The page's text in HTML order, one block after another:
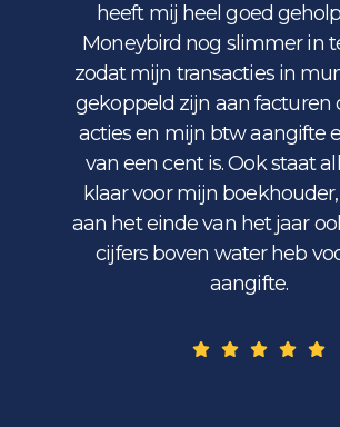
heeft mij heel goed
Moneybird nog slimmer in
zodat mijn transacties in
gekoppeld zijn aan facturen
acties en mijn btw aangifte
van een cent is. Ook staat
klaar voor mijn
aan het einde van het jaar
cijfers boven water heb
aangifte.